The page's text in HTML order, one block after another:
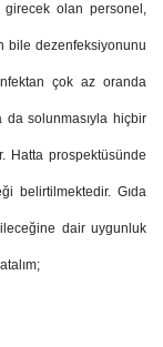
girecek olan personel,
bile dezenfeksiyonunu
çok az oranda
da solunmasıyla hiçbir
Hatta prospektüsünde
belirtilmektedir. Gıda
dair uygunluk